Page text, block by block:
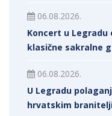
06.08.2026.
Koncert u
klasične sakralne
06.08.2026.
U Legradu
hrvatskim